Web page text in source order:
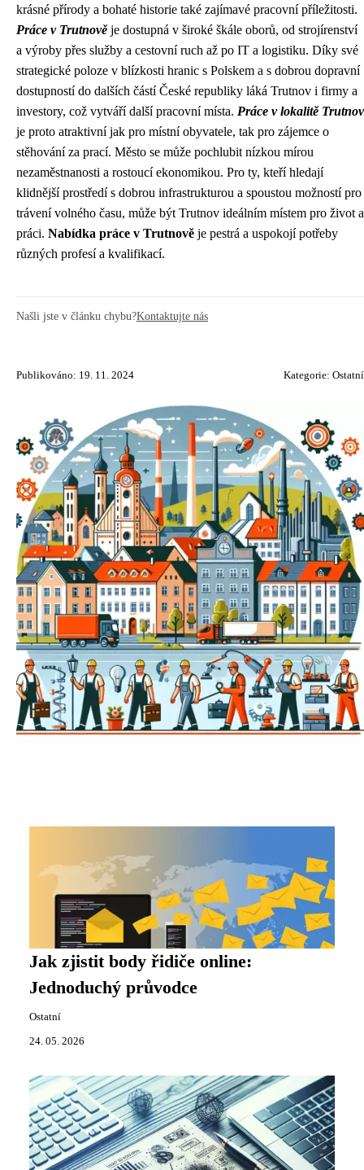
krásné přírody a bohaté historie také zajímavé pracovní příležitosti.
Práce v Trutnověje dostupná v široké škále oborů, od strojírenství
a výroby přes služby a cestovní ruch až po IT a logistiku. Díky své
strategické poloze v blízkosti hranic s Polskem a s dobrou dopravní
dostupností do dalších částí České republiky láká Trutnov i firmy a
investory, což vytváří další pracovní místa. Práce v lokalitě Trutnov
je proto atraktivní jak pro místní obyvatele, tak pro zájemce o
stěhování za prací. Město se může pochlubit nízkou mírou
nezaměstnanosti a rostoucí ekonomikou. Pro ty, kteří hledají
klidnější prostředí s dobrou infrastrukturou a spoustou možností pro
trávení volného času, může být Trutnov ideálním místem pro život a
práci. Nabídka práce v Trutnově je pestrá a uspokojí potřeby
různých profesí a kvalifikací.
Našli jste v článku chybu?Kontaktujte nás
Publikováno: 19. 11. 2024 Kategorie: Ostatní
Jak zjistit body řidiče online:
Jednoduchý průvodce
Ostatní
24. 05. 2026